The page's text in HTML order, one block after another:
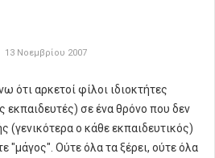
13 Νοεμβρίου 2007
ότι αρκετοί φίλοι ιδιοκτήτες
σε ένα θρόνο που δεν
(γενικότερα ο κάθε εκπαιδευτικός)
"μάγος". Ούτε όλα τα ξέρει, ούτε όλα